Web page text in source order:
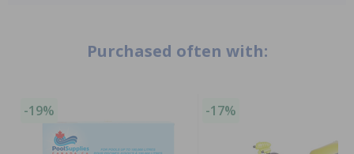
Purchased often with:
-19% -17%